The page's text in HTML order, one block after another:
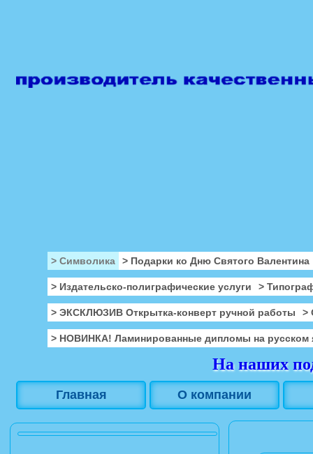
> Символика > Подарки ко Дню Святого Валентина
> Издательско-полиграфические услуги >
> ЭКСКЛЮЗИВ Открытка-конверт ручной работы >
> НОВИНКА! Ламинированные дипломы на русском
На наших
Главная О компании